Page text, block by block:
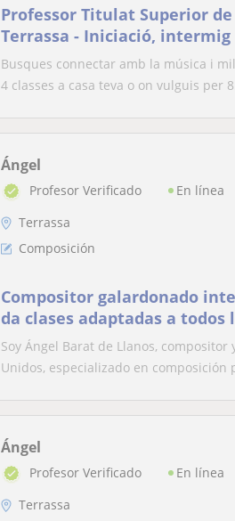
Professor Titulat Superior
Terrassa - Iniciació,
Busques connectar amb la música i
4 classes a casa teva o on vulguis per
Ángel
Profesor Verificado
En línea
Terrassa
Composición
Compositor galardonado
da clases adaptadas a todos
Soy Ángel Barat de Llanos,
Unidos, especializado en composición
Ángel
Profesor Verificado
En línea
Terrassa